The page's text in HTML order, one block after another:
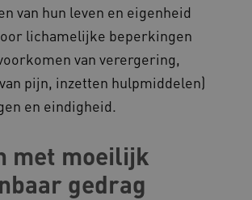
van hun leven en eigenheid
lichamelijke beperkingen
van verergering,
pijn, inzetten hulpmiddelen)
en eindigheid.
met moeilijk
gedrag
Cloudflare Inc.
.vimeo.com
vilans.blueconic.net
Google Privacy Policy